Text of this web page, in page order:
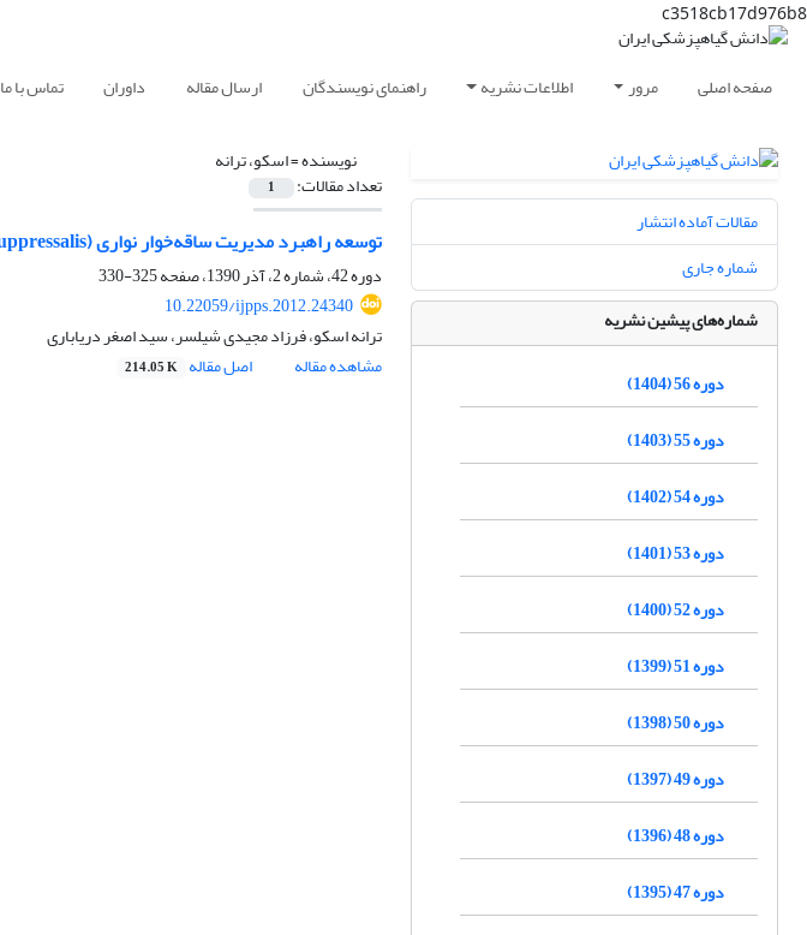
c3518cb17d976b8
صفحه اصلی مرور اطلاعات نشریه راهنمای نویسندگان ارسال مقاله داوران تماس با ما
نویسنده =اسکو، ترانه
تعداد مقالات: 1
توسعه راهبرد مدیریت ساقه‌خوار نواری (Chilo suppressalis) در برنج هیبرید در مازندران
دوره 42، شماره 2، آذر 1390، صفحه
325-330
10.22059/ijpps.2012.24340
ترانه اسکو، فرزاد مجیدی شیلسر، سید اصغر دریاباری
مشاهده مقاله
اصل مقاله 214.05 K
مقالات آماده انتشار
شماره جاری
شماره‌های پیشین نشریه
دوره 56 (1404)
دوره 55 (1403)
دوره 54 (1402)
دوره 53 (1401)
دوره 52 (1400)
دوره 51 (1399)
دوره 50 (1398)
دوره 49 (1397)
دوره 48 (1396)
دوره 47 (1395)